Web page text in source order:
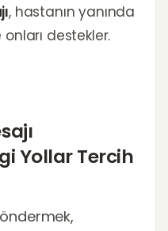
, hastanın yanında
destekler.
Yollar Tercih